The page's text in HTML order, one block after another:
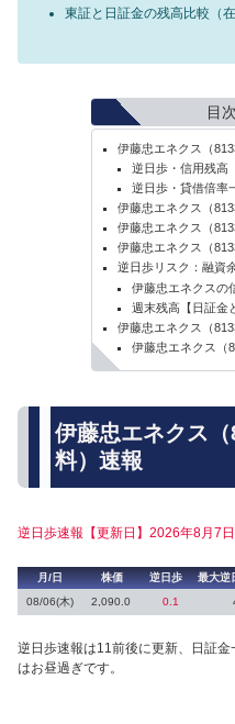
東証と日証金の残高比較（
目次
伊藤忠エネクス（
逆日歩・信用残高
逆日歩・貸借倍率
伊藤忠エネクス（
伊藤忠エネクス（
伊藤忠エネクス（
逆日歩リスク：融資
伊藤忠エネクスの
週末残高【日証金
伊藤忠エネクス（
伊藤忠エネクス（
伊藤忠エネクス
料）速報
逆日歩速報【更新日】2026年8月7日
月/日 株価 逆日歩 最大逆
08/06(木)
2,090.0 0.1
逆日歩速報は11前後に更新、日証金
はお昼過ぎです。